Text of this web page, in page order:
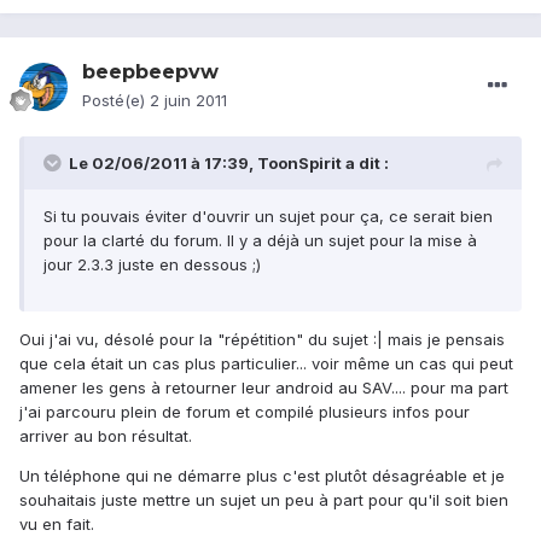
beepbeepvw
Posté(e) 2 juin 2011
Le 02/06/2011 à 17:39, ToonSpirit a dit :
Si tu pouvais éviter d'ouvrir un sujet pour ça, ce serait bien
pour la clarté du forum. Il y a déjà un sujet pour la mise à
jour 2.3.3 juste en dessous ;)
Oui j'ai vu, désolé pour la "répétition" du sujet :| mais je pensais
que cela était un cas plus particulier... voir même un cas qui peut
amener les gens à retourner leur android au SAV.... pour ma part
j'ai parcouru plein de forum et compilé plusieurs infos pour
arriver au bon résultat.
Un téléphone qui ne démarre plus c'est plutôt désagréable et je
souhaitais juste mettre un sujet un peu à part pour qu'il soit bien
vu en fait.